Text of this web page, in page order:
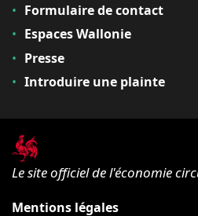
Formulaire de contact
Espaces Wallonie
Presse
Introduire une plainte
Le site officiel de l'économie
Mentions légales